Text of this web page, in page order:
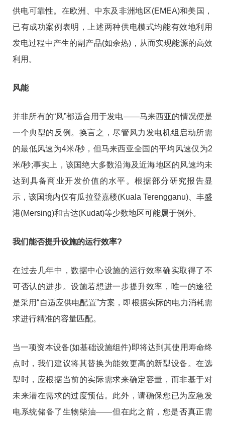
供电可靠性。在欧洲、中东及非洲地区(EMEA)和美国，
已有成功案例表明，上述两种供电模式均能有效地利用
发电过程中产生的副产品(如余热)，从而实现能源的高效
利用。
风能
并非所有的“风”都适合用于发电——马来西亚的情况便是
一个典型的反例。换言之，尽管风力发电机组启动所需
的最低风速为4米/秒，但马来西亚全国的平均风速仅为2
米/秒;事实上，该国绝大多数沿海及近海地区的风速均未
达到具备商业开发价值的水平。根据部分研究报告显
示，该国境内仅有瓜拉登嘉楼(Kuala Terengganu)、丰盛
港(Mersing)和古达(Kudat)等少数地区可能属于例外。
我们能否提升设施的运行效率?
在过去几年中，数据中心设施的运行效率确实取得了不
可否认的进步。设施若想进一步提升效率，唯一的途径
是采用“自适应供电配置”方案，即根据实际的电力消耗需
求进行精准的容量匹配。
当一项资本设备(如基础设施组件)即将达到其使用寿命终
点时，我们建议将其替换为能效更高的新型设备。在选
型时，应根据当前的实际需求来确定容量，而非基于对
未来潜在需求的过度预估。此外，请确保您已为应急发
电系统储备了生物柴油——但在此之前，您是否真正需